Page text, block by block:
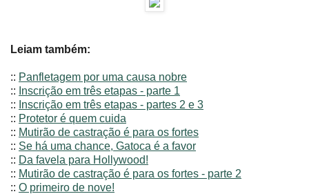
Leiam também:
:: Panfletagem por uma causa nobre
:: Inscrição em três etapas - parte 1
:: Inscrição em três etapas - partes 2 e 3
:: Protetor é quem cuida
:: Mutirão de castração é para os fortes
:: Se há uma chance, Gatoca é a favor
:: Da favela para Hollywood!
:: Mutirão de castração é para os fortes - parte 2
:: O primeiro de nove!